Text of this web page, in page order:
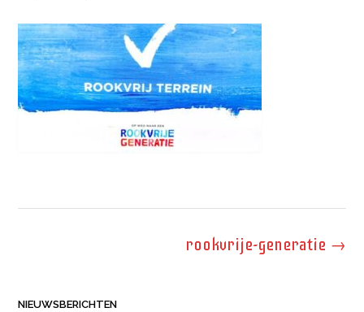
rookvrije-generatie →
NIEUWSBERICHTEN